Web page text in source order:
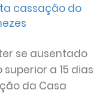
cassação do
se ausentado
a 15 dias
da Casa